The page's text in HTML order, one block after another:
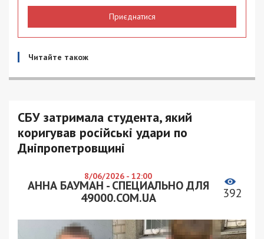
Приєднатися
Читайте також
СБУ затримала студента, який
коригував російські удари по
Дніпропетровщині
8/06/2026 - 12:00
АННА БАУМАН - СПЕЦИАЛЬНО ДЛЯ
49000.COM.UA
392